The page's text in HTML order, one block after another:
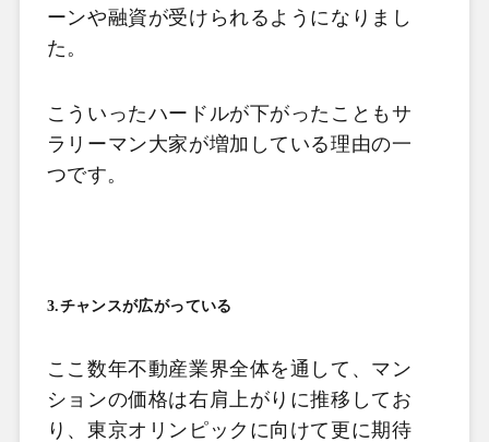
ーンや融資が受けられるようになりまし
た。
こういったハードルが下がったこともサ
ラリーマン大家が増加している理由の一
つです。
3.チャンスが広がっている
ここ数年不動産業界全体を通して、マン
ションの価格は右肩上がりに推移してお
り、東京オリンピックに向けて更に期待